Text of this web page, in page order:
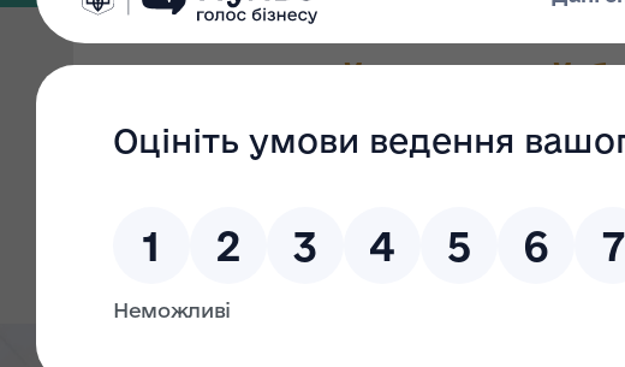
4-квартирний житловий
Type of privatization: Small privatisation
Asset: